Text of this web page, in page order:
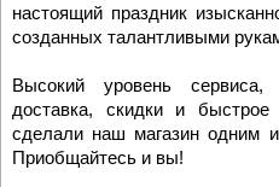
настоящий праздник
созданных талантливыми
Высокий уровень
доставка, скидки и
сделали наш магазин одним
Приобщайтесь и вы!